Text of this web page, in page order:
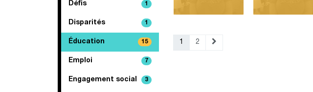
1
Défis
1
Disparités
15
Éducation
7
Emploi
3
Engagement social
1 2